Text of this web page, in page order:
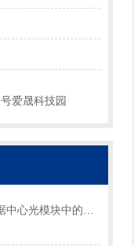
爱晟科技园
心光模块中的关